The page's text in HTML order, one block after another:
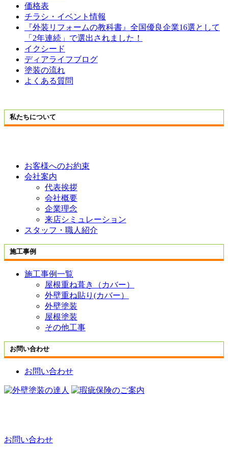
価格表
チラシ・イベント情報
『外装リフォームの教科書』全国優良企業16選として
「2年連続」で選出されました！
イクシード
ディアライフブログ
塗装の流れ
よくある質問
私たちについて
お客様へのお約束
会社案内
代表挨拶
会社概要
企業理念
来店シミュレーション
スタッフ・職人紹介
施工事例
施工事例一覧
屋根重ね葺き（カバー）
外壁重ね貼り(カバー）
外壁塗装
屋根塗装
その他工事
お問い合わせ
お問い合わせ
お問い合わせ